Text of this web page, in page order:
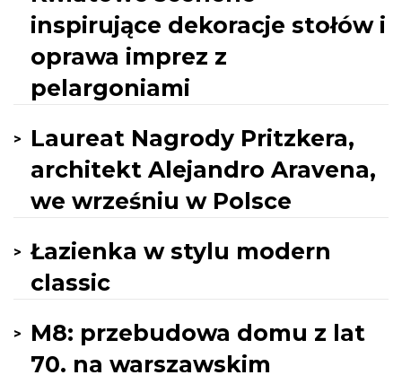
inspirujące dekoracje stołów i
oprawa imprez z
pelargoniami
Laureat Nagrody Pritzkera,
architekt Alejandro Aravena,
we wrześniu w Polsce
Łazienka w stylu modern
classic
M8: przebudowa domu z lat
70. na warszawskim